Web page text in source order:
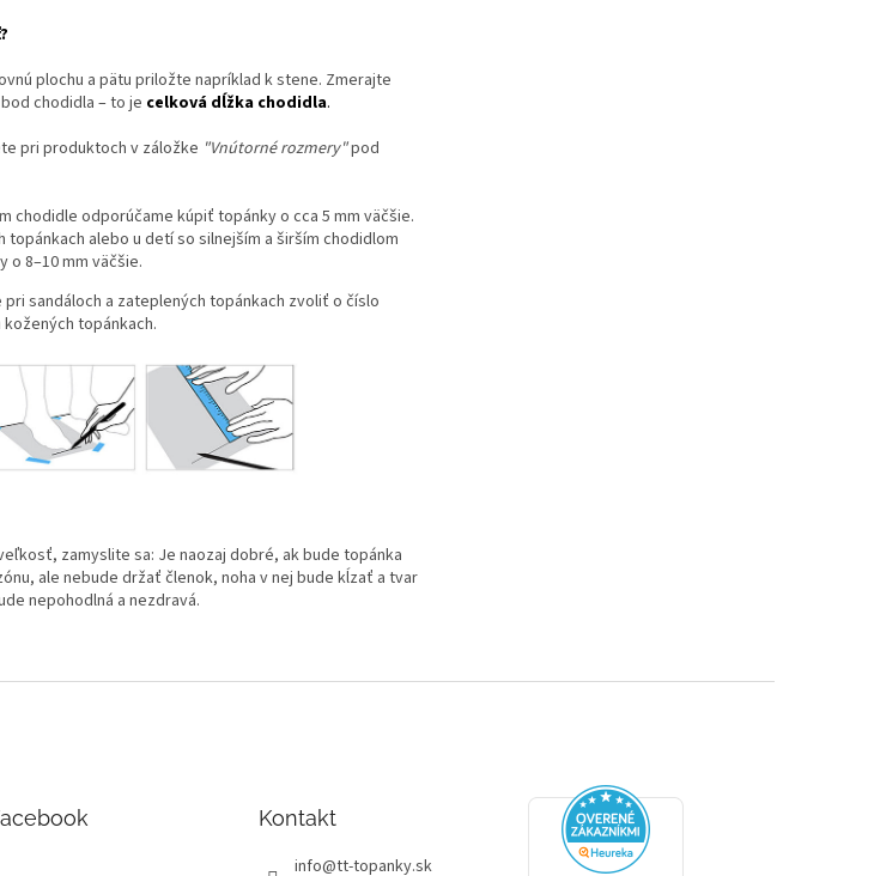
plochu a pätu priložte napríklad k stene. Zmerajte
chodidla – to je celková dĺžka chodidla.
pri produktoch v záložke "Vnútorné rozmery"pod
chodidle odporúčame kúpiť topánky o cca 5 mm väčšie.
topánkach alebo u detí so silnejším a širším chodidlom
8–10 mm väčšie.
sandáloch a zateplených topánkach zvoliť o číslo
topánkach.
zamyslite sa: Je naozaj dobré, ak bude topánka
ale nebude držať členok, noha v nej bude kĺzať a tvar
nepohodlná a nezdravá.
Kontakt
info@tt-topanky.sk